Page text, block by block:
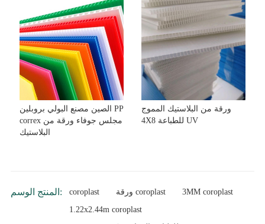
الصين مصنع البولي بروبلين PP
correx مجلس جوفاء ورقة من
البلاستيك
ورقة من البلاستيك المموج
4X8 للطباعة UV
المنتج الوسم: coroplast ورقة coroplast
3MM coroplast
1.22x2.44m coroplast